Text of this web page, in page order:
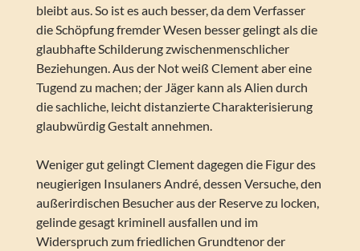
bleibt aus. So ist es auch besser, da dem Verfasser
die Schöpfung fremder Wesen besser gelingt als die
glaubhafte Schilderung zwischenmenschlicher
Beziehungen. Aus der Not weiß Clement aber eine
Tugend zu machen; der Jäger kann als Alien durch
die sachliche, leicht distanzierte Charakterisierung
glaubwürdig Gestalt annehmen.
Weniger gut gelingt Clement dagegen die Figur des
neugierigen Insulaners André, dessen Versuche, den
außerirdischen Besucher aus der Reserve zu locken,
gelinde gesagt kriminell ausfallen und im
Widerspruch zum friedlichen Grundtenor der